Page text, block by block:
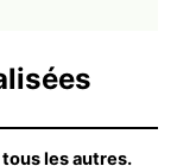
les autres.